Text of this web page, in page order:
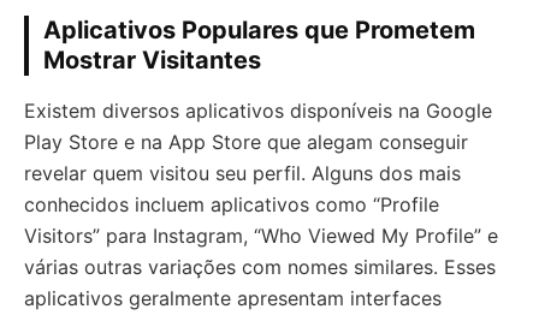
Aplicativos Populares que Prometem
Mostrar Visitantes
Existem diversos aplicativos disponíveis na Google
Play Store e na App Store que alegam conseguir
revelar quem visitou seu perfil. Alguns dos mais
conhecidos incluem aplicativos como “Profile
Visitors” para Instagram, “Who Viewed My Profile” e
várias outras variações com nomes similares. Esses
aplicativos geralmente apresentam interfaces